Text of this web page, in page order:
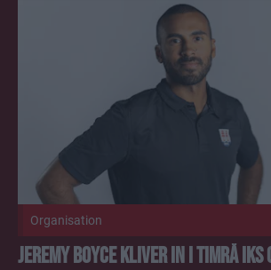
Jeremy Boyce kliver in i Timrå IKs
Organisation
Jeremy Boyce kliver in i Timrå